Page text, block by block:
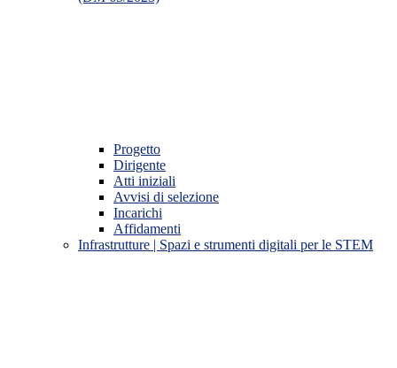
Progetto
Dirigente
Atti iniziali
Avvisi di selezione
Incarichi
Affidamenti
Infrastrutture | Spazi e strumenti digitali per le STEM